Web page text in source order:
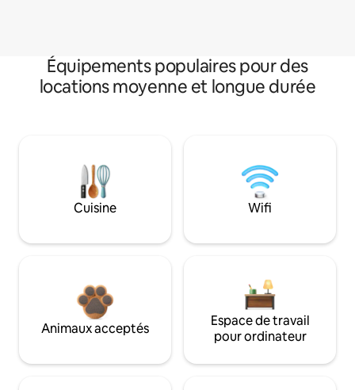
Équipements populaires pour des
locations moyenne et longue durée
Cuisine Wifi
Animaux acceptés
Espace de travail
pour ordinateur